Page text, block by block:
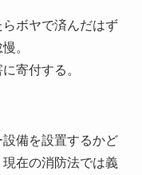
ボヤで済んだはず
。
寄付する。
備を設置するかど
在の消防法では義